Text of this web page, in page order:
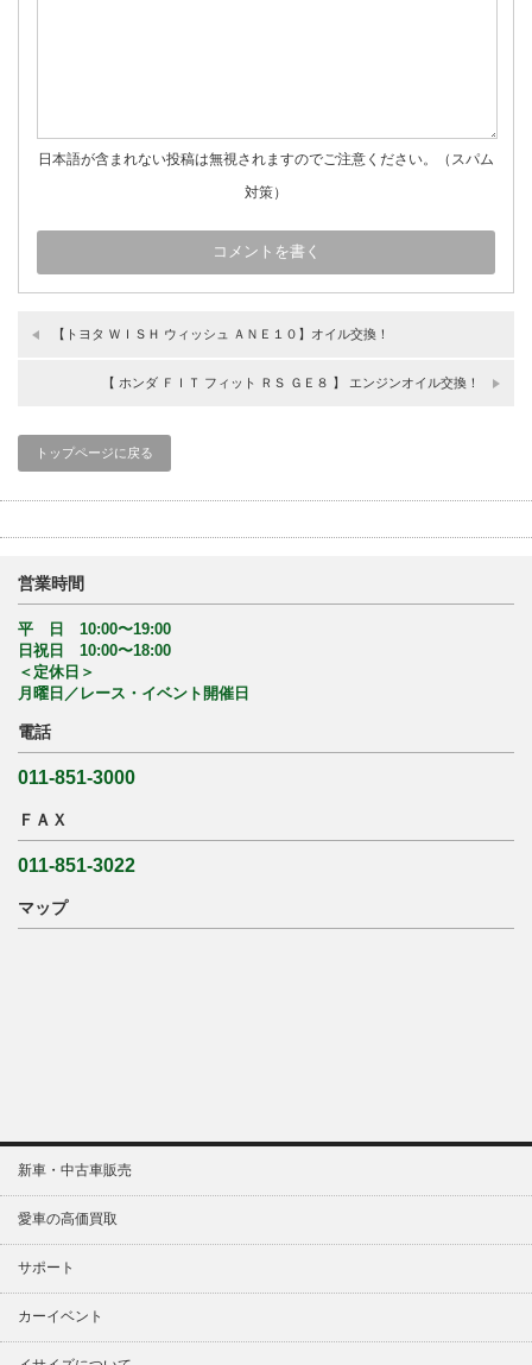
日本語が含まれない投稿は無視されますのでご注意ください。（スパム
対策）
【トヨタ ＷＩＳＨ ウィッシュ ＡＮＥ１０】オイル交換！
【 ホンダ ＦＩＴ フィット ＲＳ ＧＥ８ 】 エンジンオイル交換！
トップページに戻る
営業時間
平 日 10:00〜19:00
日祝日 10:00〜18:00
＜定休日＞
月曜日／レース・イベント開催日
電話
011-851-3000
ＦＡＸ
011-851-3022
マップ
新車・中古車販売
愛車の高価買取
サポート
カーイベント